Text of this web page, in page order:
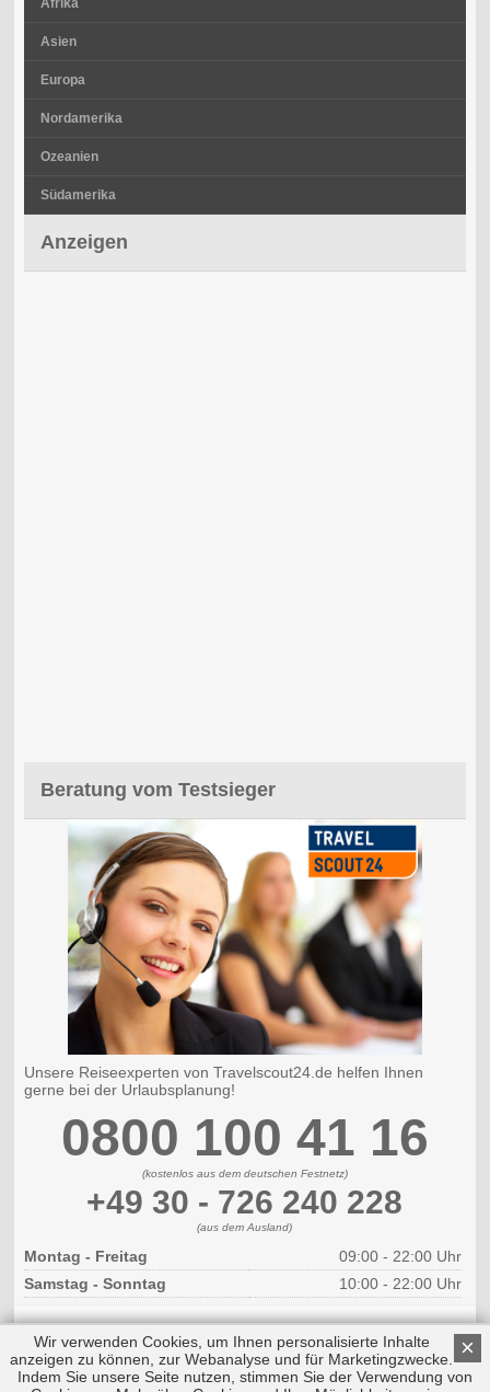
Afrika
Asien
Europa
Nordamerika
Ozeanien
Südamerika
Anzeigen
Beratung vom Testsieger
Unsere Reiseexperten von Travelscout24.de helfen Ihnen
gerne bei der Urlaubsplanung!
0800 100 41 16
(kostenlos aus dem deutschen Festnetz)
+49 30 - 726 240 228
(aus dem Ausland)
Montag - Freitag
09:00 - 22:00 Uhr
Samstag - Sonntag
10:00 - 22:00 Uhr
×
Wir verwenden Cookies, um Ihnen personalisierte Inhalte
anzeigen zu können, zur Webanalyse und für Marketingzwecke.
Indem Sie unsere Seite nutzen, stimmen Sie der Verwendung von